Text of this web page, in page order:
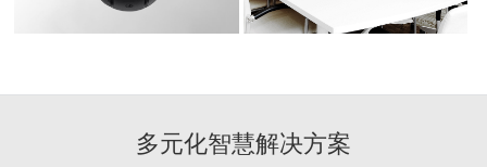
多元化智慧解决方案